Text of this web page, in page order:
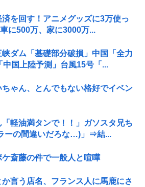
を回す！アニメグッズに3万使っ
に500万、家に3000万...
ダム「基礎部分破損」中国「全力
国上陸予測」台風15号「...
ちゃん、とんでもない格好でイベン
「軽油満タンで！！」ガソスタ兄ち
ーの間違いだろな…)」⇒結...
斎藤の件で一般人と喧嘩
か言う店名、フランス人に馬鹿にさ